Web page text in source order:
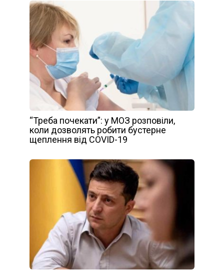
“Треба почекати”: у МОЗ розповіли,
коли дозволять робити бустерне
щеплення від COVID-19